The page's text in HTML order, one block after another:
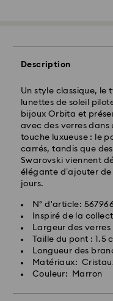
Description
Un style classique, le
lunettes de soleil
bijoux Orbita et
avec des verres dans
touche luxueuse : le
carrés, tandis que
Swarovski viennent
élégante d’ajouter de
jours.
N° d'article:
Inspiré de la
Largeur des verres
Taille du pont : 1.5
Longueur des
Matériaux:
Couleur: Marron